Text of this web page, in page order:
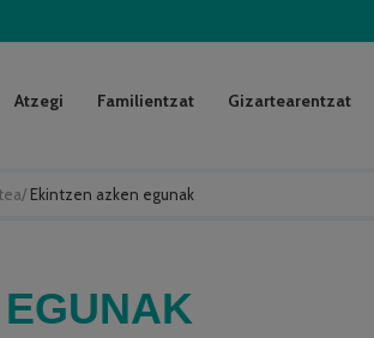
/ Ekintzen azken egunak
Atzegi Familientzat Gizartearentzat